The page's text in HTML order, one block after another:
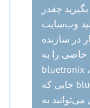
چقدر
وب‌سایت
در سازنده
خاصی را به
bluetronix بدهید، یا از خدمات کامل استفاده کنید،
جایی که bluetronix وب‌سایت کامل را برای شما
به